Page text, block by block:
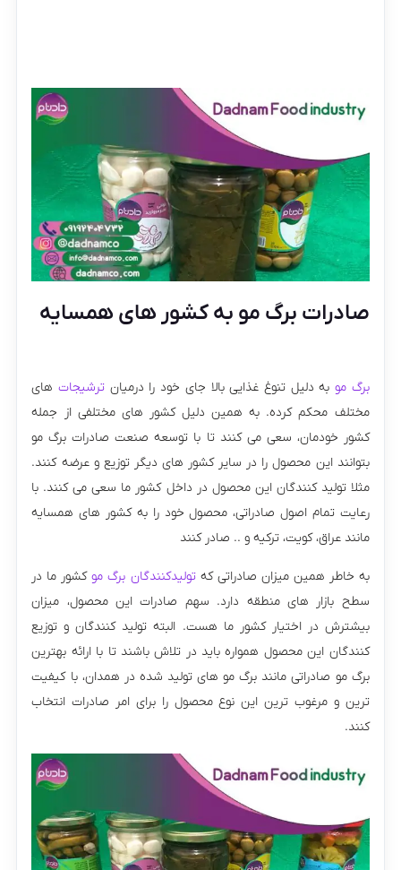
صادرات برگ مو به کشور های همسایه
برگ مو به دلیل تنوغ غذایی بالا جای خود را درمیان ترشیجاتهای
مختلف محکم کرده. به همین دلیل کشور های مختلفی از جمله
کشور خودمان، سعی می کنند تا با توسعه صنعت صادرات برگ مو
بتوانند این محصول را در سایر کشور های دیگر توزیع و عرضه کنند.
مثلا تولید کنندگان این محصول در داخل کشور ما سعی می کنند. با
رعایت تمام اصول صادراتی، محصول خود را به کشور های همسایه
مانند عراق، کویت، ترکیه و .. صادر کنند
به خاطر همین میزان صادراتی که تولیدکنندگان برگ موکشور ما در
سطح بازار های منطقه دارد. سهم صادرات این محصول، میزان
بیشترش در اختیار کشور ما هست. البته تولید کنندگان و توزیع
کنندگان این محصول همواره باید در تلاش باشند تا با ارائه بهترین
برگ مو صادراتی مانند برگ مو های تولید شده در همدان، با کیفیت
ترین و مرغوب ترین این نوع محصول را برای امر صادرات انتخاب
کنند.